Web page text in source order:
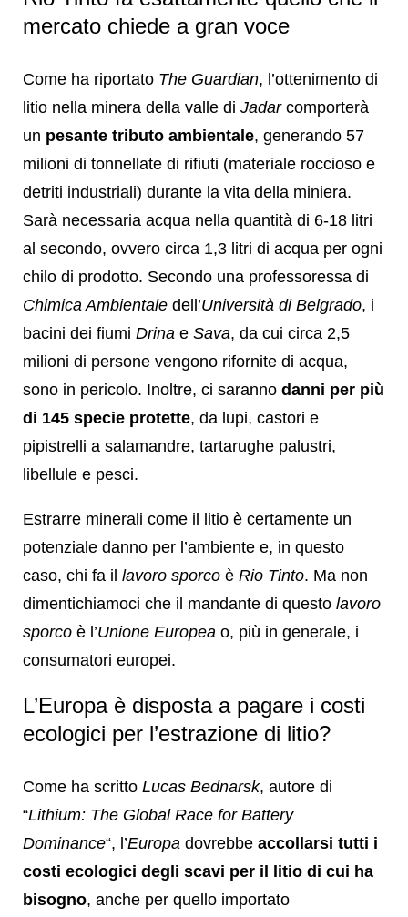
mercato chiede a gran voce
Come ha riportato The Guardian, l’ottenimento di
litio nella minera della valle di Jadarcomporterà
un pesante tributo ambientale, generando 57
milioni di tonnellate di rifiuti (materiale roccioso e
detriti industriali) durante la vita della miniera.
Sarà necessaria acqua nella quantità di 6-18 litri
al secondo, ovvero circa 1,3 litri di acqua per ogni
chilo di prodotto. Secondo una professoressa di
Chimica Ambientale dell’Università di Belgrado, i
bacini dei fiumi Drina e Sava, da cui circa 2,5
milioni di persone vengono rifornite di acqua,
sono in pericolo. Inoltre, ci saranno danni per più
di 145 specie protette, da lupi, castori e
pipistrelli a salamandre, tartarughe palustri,
libellule e pesci.
Estrarre minerali come il litio è certamente un
potenziale danno per l’ambiente e, in questo
caso, chi fa il lavoro sporco è Rio Tinto. Ma non
dimentichiamoci che il mandante di questo lavoro
sporco è l’Unione Europea o, più in generale, i
consumatori europei.
L’Europa è disposta a pagare i costi
ecologici per l’estrazione di litio?
Come ha scritto Lucas Bednarsk, autore di
“Lithium: The Global Race for Battery
Dominance“, l’Europa dovrebbe accollarsi tutti i
costi ecologici degli scavi per il litio di cui ha
bisogno, anche per quello importato